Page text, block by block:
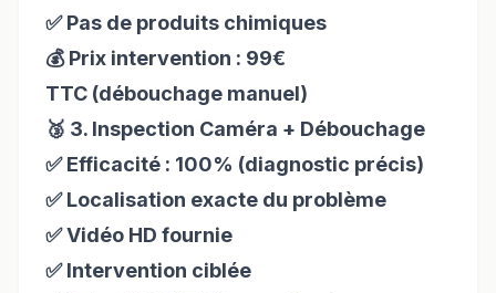
✅ Pas de produits chimiques
💰 Prix intervention : 99€
TTC (débouchage manuel)
🥉 3. Inspection Caméra + Débouchage
✅ Efficacité : 100% (diagnostic précis)
✅ Localisation exacte du problème
✅ Vidéo HD fournie
✅ Intervention ciblée